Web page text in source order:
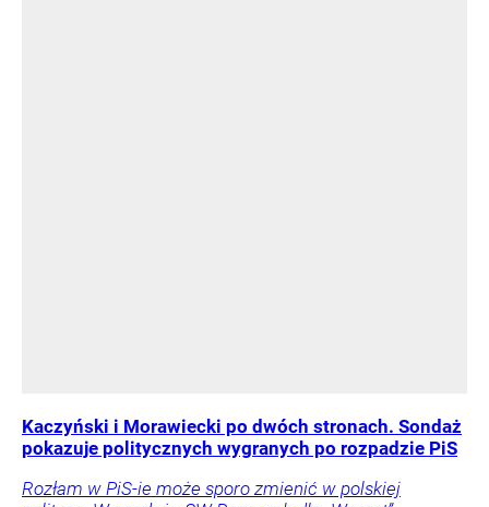
Kaczyński i Morawiecki po dwóch stronach. Sondaż
pokazuje politycznych wygranych po rozpadzie PiS
Rozłam w PiS-ie może sporo zmienić w polskiej